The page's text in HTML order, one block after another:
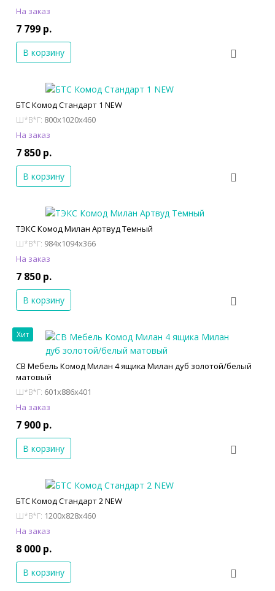
На заказ
7 799 р.
В корзину
БТС Комод Стандарт 1 NEW
Ш*В*Г: 800x1020x460
На заказ
7 850 р.
В корзину
ТЭКС Комод Милан Артвуд Темный
Ш*В*Г: 984x1094x366
На заказ
7 850 р.
В корзину
Хит
СВ Мебель Комод Милан 4 ящика Милан дуб золотой/белый
матовый
Ш*В*Г: 601x886x401
На заказ
7 900 р.
В корзину
БТС Комод Стандарт 2 NEW
Ш*В*Г: 1200x828x460
На заказ
8 000 р.
В корзину